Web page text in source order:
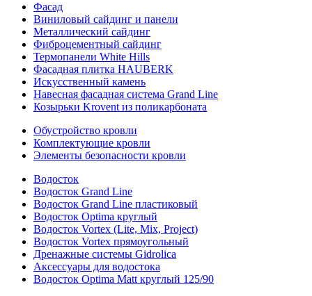
Фасад
Виниловый сайдинг и панели
Металлический сайдинг
Фиброцементный сайдинг
Термопанели White Hills
Фасадная плитка HAUBERK
Искусственный камень
Навесная фасадная система Grand Line
Козырьки Krovent из поликарбоната
Обустройство кровли
Комплектующие кровли
Элементы безопасности кровли
Водосток
Водосток Grand Line
Водосток Grand Line пластиковый
Водосток Optima круглый
Водосток Vortex (Lite, Mix, Project)
Водосток Vortex прямоугольный
Дренажные системы Gidrolica
Аксессуары для водостока
Водосток Optima Matt круглый 125/90